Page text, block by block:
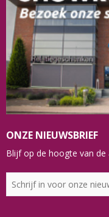
ONZE NIEUWSBRIEF
Blijf op de hoogte van de